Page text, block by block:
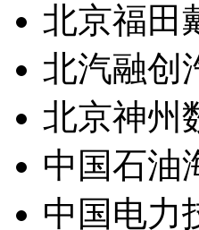
北京福田
北汽融创
北京神州
中国石油
中国电力